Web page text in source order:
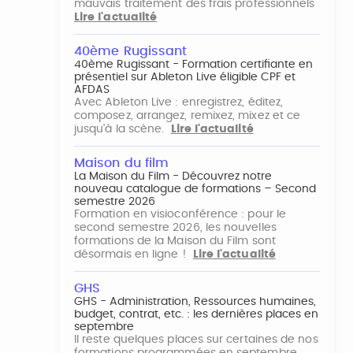
mauvais traitement des frais professionnels
Lire l'actualité
40ème Rugissant
40ème Rugissant - Formation certifiante en
présentiel sur Ableton Live éligible CPF et
AFDAS
Avec Ableton Live : enregistrez, éditez,
composez, arrangez, remixez, mixez et ce
jusqu'à la scène.
Lire l'actualité
Maison du film
La Maison du Film - Découvrez notre
nouveau catalogue de formations – Second
semestre 2026
Formation en visioconférence : pour le
second semestre 2026, les nouvelles
formations de la Maison du Film sont
désormais en ligne !
Lire l'actualité
GHS
GHS - Administration, Ressources humaines,
budget, contrat, etc. : les dernières places en
septembre
Il reste quelques places sur certaines de nos